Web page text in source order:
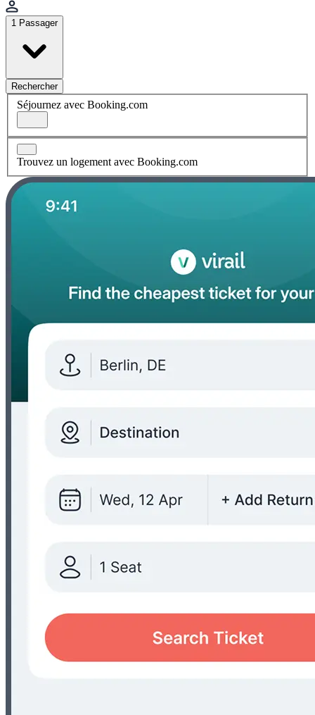
1 Passager
Rechercher
Séjournez avec Booking.com
Trouvez un logement avec Booking.com